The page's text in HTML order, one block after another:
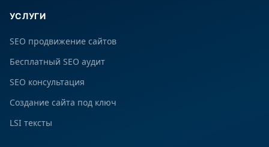
УСЛУГИ
SEO продвижение сайтов
Бесплатный SEO аудит
SEO консультация
Создание сайта под ключ
LSI тексты